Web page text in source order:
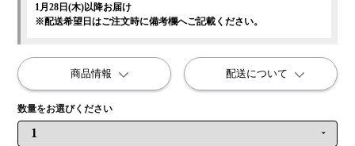
1月28日(木)以降お届け
※配送希望日はご注文時に備考欄へご記載ください。
商品情報 配送について